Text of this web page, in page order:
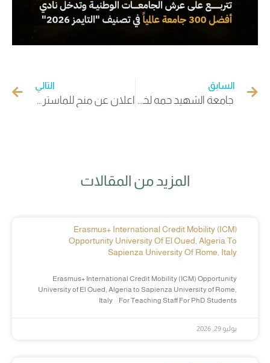
السابق
جامعة الشهيد حمه لخضر الوادي تختتم موسمها الجامعي (2025-2026) وتتوج نخبها وسط إشادة واسعة بالريادة العالمية والتحولات الكبرى
التالي
اعلان عن منح للماستر والدكتوراه: KOIKA – CIAT 2027
المزيد من المقالات
Erasmus+ International Credit Mobility (ICM)
Opportunity University Of El Oued, Algeria To
Sapienza University Of Rome, Italy
Erasmus+ International Credit Mobility (ICM) Opportunity
University of El Oued, Algeria to Sapienza University of Rome,
Italy For Teaching Staff For PhD Students
يوليو 29, 2026